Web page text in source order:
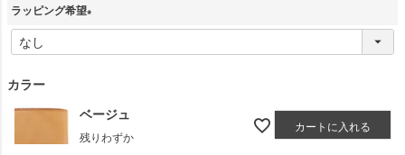
ラッピング希望
必
カラー
ベージュ
残りわずか
カートに入れる